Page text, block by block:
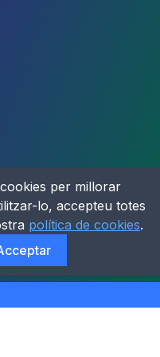
per millorar
lo, accepteu totes
política de cookies.